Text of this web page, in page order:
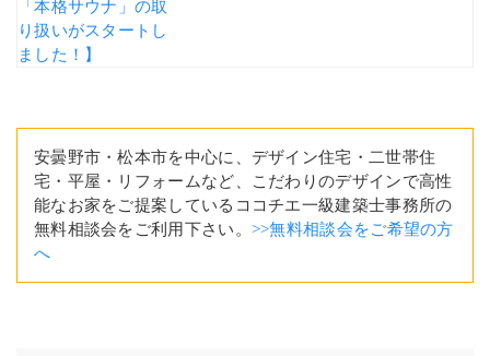
安曇野市・松本市を中心に、デザイン住宅・二世帯住
宅・平屋・リフォームなど、こだわりのデザインで高性
能なお家をご提案しているココチエ一級建築士事務所の
無料相談会をご利用下さい。 >>無料相談会をご希望の方
へ